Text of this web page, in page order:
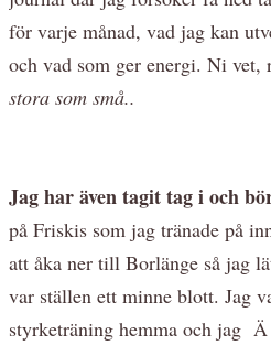
för varje månad, vad jag kan
och vad som ger energi. Ni vet,
stora som små..
Jag har även tagit tag i och
på Friskis som jag tränade på
att åka ner till Borlänge så jag
var ställen ett minne blott. Jag
styrketräning hemma och jag